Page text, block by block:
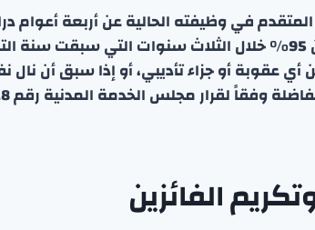
في وظيفته الحالية عن أربعة
“امتياز” بنسبة لا تقل عن 95٪ خلال الثلاث سنوات
أي عقوبة أو جزاء تأديبي، أو إذا سبق أن
الفائزين